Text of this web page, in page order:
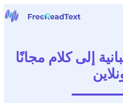
الكلام إلى نص
أدوات
إلى كلام مجانًا